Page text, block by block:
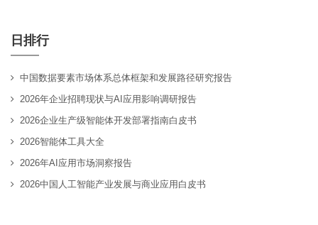
日排行
中国数据要素市场体系总体框架和发展路径研究报告
2026年企业招聘现状与AI应用影响调研报告
2026企业生产级智能体开发部署指南白皮书
2026智能体工具大全
2026年AI应用市场洞察报告
2026中国人工智能产业发展与商业应用白皮书